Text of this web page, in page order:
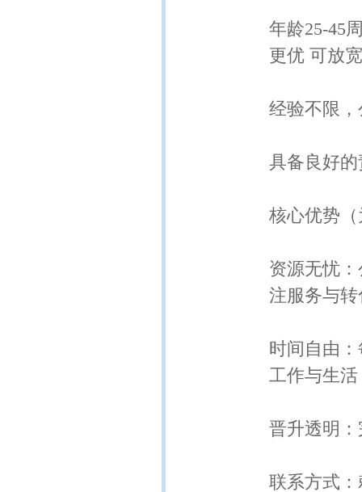
年龄25-45
更优 可放
经验不限
具备良好
核心优势
资源无忧
注服务与转
时间自由
工作与生活
晋升透明
联系方式：